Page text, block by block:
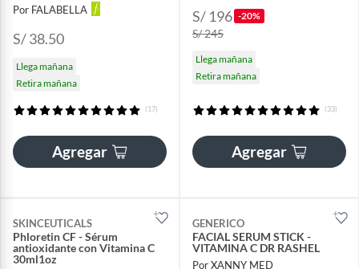
Por FALABELLA
S/ 38.50
Llega mañana
Retira mañana
(17)
Agregar
S/ 196 -20%
S/ 245
Llega mañana
Retira mañana
(33)
Agregar
SKINCEUTICALS
Phloretin CF - Sérum
antioxidante con Vitamina C
30ml1oz
GENERICO
FACIAL SERUM STICK -
VITAMINA C DR RASHEL
Por XANNY MED